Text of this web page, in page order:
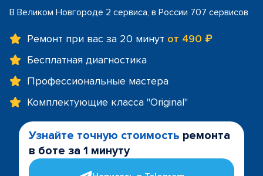
В Великом Новгороде 2 сервиса, в России 707 сервисов
Ремонт при вас за 20 минут от 490 ₽
Бесплатная диагностика
Профессиональные мастера
Комплектующие класса "Original"
Узнайте точную стоимость ремонта
в боте за 1 минуту